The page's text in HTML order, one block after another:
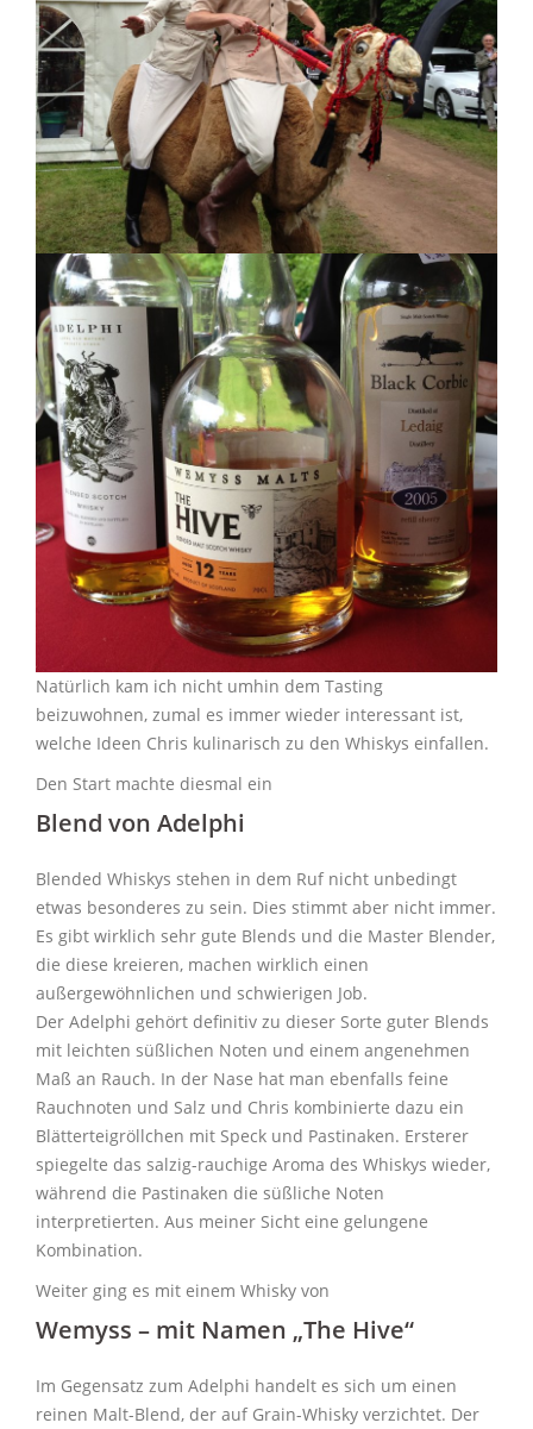
Natürlich kam ich nicht umhin dem Tasting
beizuwohnen, zumal es immer wieder interessant ist,
welche Ideen Chris kulinarisch zu den Whiskys einfallen.
Den Start machte diesmal ein
Blend von Adelphi
Blended Whiskys stehen in dem Ruf nicht unbedingt
etwas besonderes zu sein. Dies stimmt aber nicht immer.
Es gibt wirklich sehr gute Blends und die Master Blender,
die diese kreieren, machen wirklich einen
außergewöhnlichen und schwierigen Job.
Der Adelphi gehört definitiv zu dieser Sorte guter Blends
mit leichten süßlichen Noten und einem angenehmen
Maß an Rauch. In der Nase hat man ebenfalls feine
Rauchnoten und Salz und Chris kombinierte dazu ein
Blätterteigröllchen mit Speck und Pastinaken. Ersterer
spiegelte das salzig-rauchige Aroma des Whiskys wieder,
während die Pastinaken die süßliche Noten
interpretierten. Aus meiner Sicht eine gelungene
Kombination.
Weiter ging es mit einem Whisky von
Wemyss – mit Namen „The Hive“
Im Gegensatz zum Adelphi handelt es sich um einen
reinen Malt-Blend, der auf Grain-Whisky verzichtet. Der